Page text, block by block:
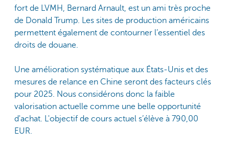
fort de LVMH, Bernard Arnault, est un ami très proche
de Donald Trump. Les sites de production américains
permettent également de contourner l’essentiel des
droits de douane.
Une amélioration systématique aux États-Unis et des
mesures de relance en Chine seront des facteurs clés
pour 2025. Nous considérons donc la faible
valorisation actuelle comme une belle opportunité
d'achat. L'objectif de cours actuel s’élève à 790,00
EUR.